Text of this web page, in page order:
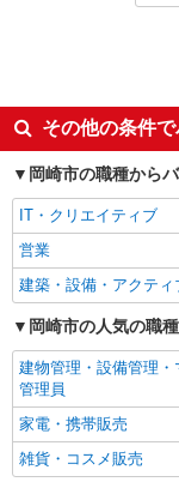
週1日勤務OK
短時間勤務（1日4h以
車通勤OK
副業・WワークOK
社会保険あり
社員登用あり
その他の条件
岡崎市の職種から
IT・クリエイティブ
営業
建築・設備・アクティ
岡崎市の人気の職
建物管理・設備管理・
管理員
家電・携帯販売
雑貨・コスメ販売